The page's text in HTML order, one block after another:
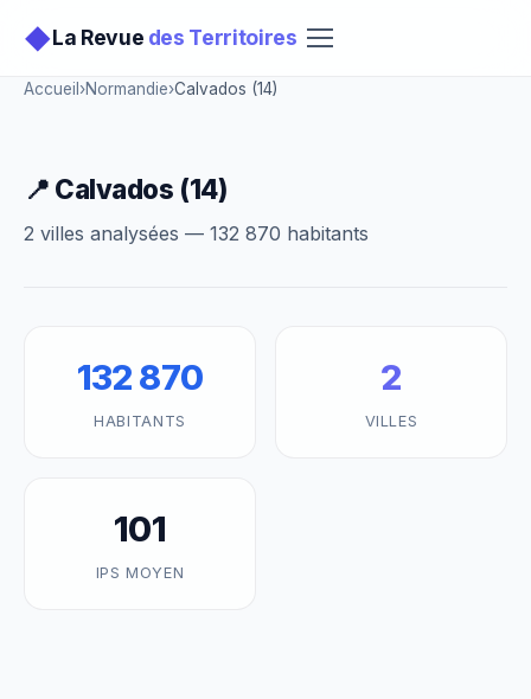
◆La Revue des Territoires
Accueil ›Normandie›Calvados (14)
📍 Calvados (14)
2 villes analysées — 132 870 habitants
132 870
HABITANTS
2
VILLES
101
IPS MOYEN